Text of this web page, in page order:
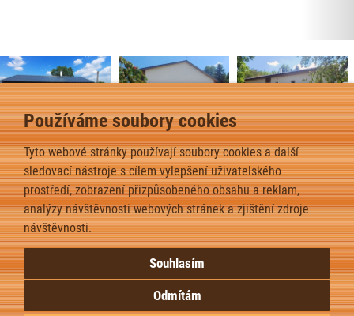
Používáme soubory cookies
Tyto webové stránky používají soubory cookies a další
sledovací nástroje s cílem vylepšení uživatelského
prostředí, zobrazení přizpůsobeného obsahu a reklam,
analýzy návštěvnosti webových stránek a zjištění zdroje
návštěvnosti.
Souhlasím
Odmítám
Bungalov 8+ – Oseč – 2026
Dispozice domu je 4+kk na zastavěné ploše 104m2.
zpět